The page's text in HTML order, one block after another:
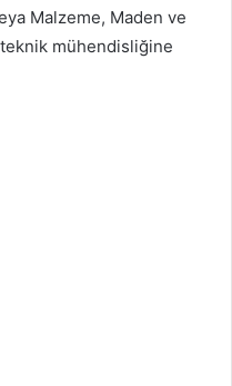
Malzeme, Maden ve
mühendisliğine